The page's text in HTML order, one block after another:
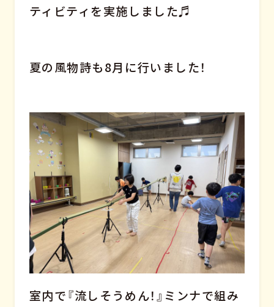
ティビティを実施しました♬
夏の風物詩も8月に行いました！
室内で『流しそうめん！』ミンナで組み